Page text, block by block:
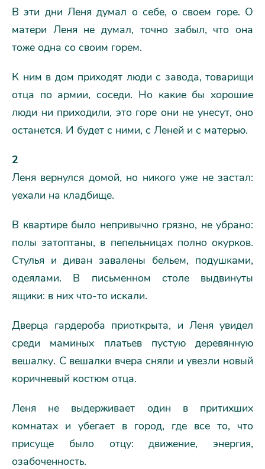
В эти дни Леня думал о себе, о своем горе. О
матери Леня не думал, точно забыл, что она
тоже одна со своим горем.
К ним в дом приходят люди с завода, товарищи
отца по армии, соседи. Но какие бы хорошие
люди ни приходили, это горе они не унесут, оно
останется. И будет с ними, с Леней и с матерью.
2
Леня вернулся домой, но никого уже не застал:
уехали на кладбище.
В квартире было непривычно грязно, не убрано:
полы затоптаны, в пепельницах полно окурков.
Стулья и диван завалены бельем, подушками,
одеялами. В письменном столе выдвинуты
ящики: в них что-то искали.
Дверца гардероба приоткрыта, и Леня увидел
среди маминых платьев пустую деревянную
вешалку. С вешалки вчера сняли и увезли новый
коричневый костюм отца.
Леня не выдерживает один в притихших
комнатах и убегает в город, где все то, что
присуще было отцу: движение, энергия,
озабоченность.